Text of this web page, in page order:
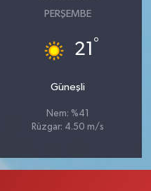
PERŞEMBE
21 °
Güneşli
Nem: %41
Rüzgar: 4.50 m/s